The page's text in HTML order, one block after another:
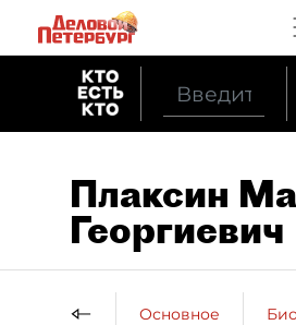
Плаксин
Георгиевич
Основное